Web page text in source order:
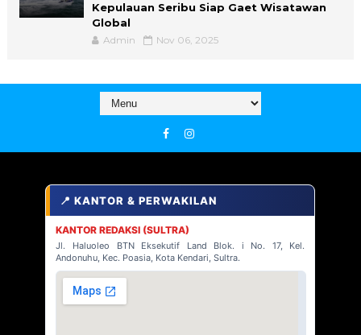
Kepulauan Seribu Siap Gaet Wisatawan
Global
Admin Nov 06, 2025
📍 KANTOR & PERWAKILAN
KANTOR REDAKSI (SULTRA)
Jl. Haluoleo BTN Eksekutif Land Blok. i No. 17, Kel.
Andonuhu, Kec. Poasia, Kota Kendari, Sultra.